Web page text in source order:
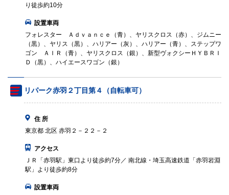
り徒歩約10分
設置車両
フォレスター Ａｄｖａｎｃｅ（青）、ヤリスクロス（赤）、ジムニー
（黒）、ヤリス（黒）、ハリアー（灰）、ハリアー（青）、ステップワ
ゴン ＡＩＲ（青）、ヤリスクロス（銀）、新型ヴォクシーＨＹＢＲＩ
Ｄ（黒）、ハイエースワゴン（銀）
リパーク赤羽２丁目第４（自転車可）
住 所
東京都 北区 赤羽２－２２－２
アクセス
ＪＲ「赤羽駅」東口より徒歩約7分／ 南北線・埼玉高速鉄道「赤羽岩淵
駅」より徒歩約8分
設置車両